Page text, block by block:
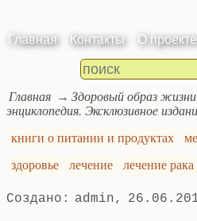
Главная Контакты О проекте
Главная Здоровый образ жизни
энциклопедия. Эксклюзивное
книги о питании и продуктах
здоровье
лечение лечение рака
admin